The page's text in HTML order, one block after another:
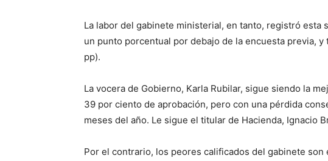
La labor del gabinete ministerial, en tanto, registró esta
un punto porcentual por debajo de la encuesta previa,
pp).
La vocera de Gobierno, Karla Rubilar, sigue siendo la
39 por ciento de aprobación, pero con una pérdida
meses del año. Le sigue el titular de Hacienda, Ignacio
Por el contrario, los peores calificados del gabinete son